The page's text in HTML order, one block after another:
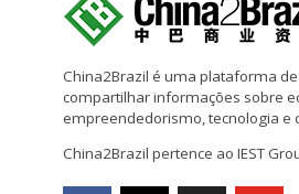
China2Brazil é uma plataforma
compartilhar informações sobre
empreendedorismo, tecnologia e
China2Brazil pertence ao IEST